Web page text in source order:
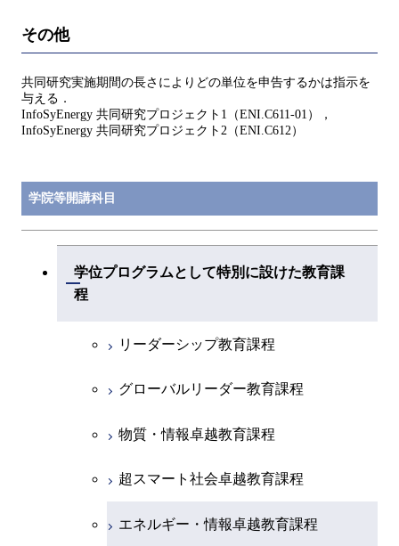
その他
共同研究実施期間の長さによりどの単位を申告するかは指示を
与える．
InfoSyEnergy 共同研究プロジェクト1（ENI.C611-01），
InfoSyEnergy 共同研究プロジェクト2（ENI.C612）
学院等開講科目
学位プログラムとして特別に設けた教育課
程
開閉
リーダーシップ教育課程
グローバルリーダー教育課程
物質・情報卓越教育課程
超スマート社会卓越教育課程
エネルギー・情報卓越教育課程